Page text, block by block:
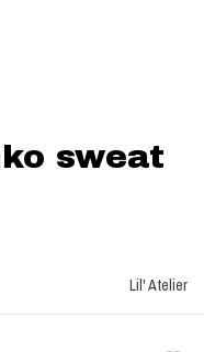
sweat
Lil' Atelier